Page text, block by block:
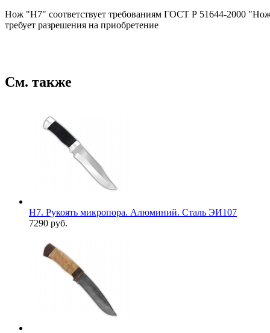
Нож "Н7" соответствует требованиям ГОСТ Р 51644-2000
требует разрешения на приобретение
См. также
Н7. Рукоять микропора. Алюминий. Сталь ЭИ107
7290 руб.